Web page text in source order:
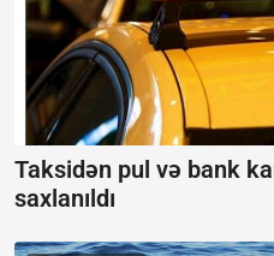
Taksidən pul və bank
saxlanıldı